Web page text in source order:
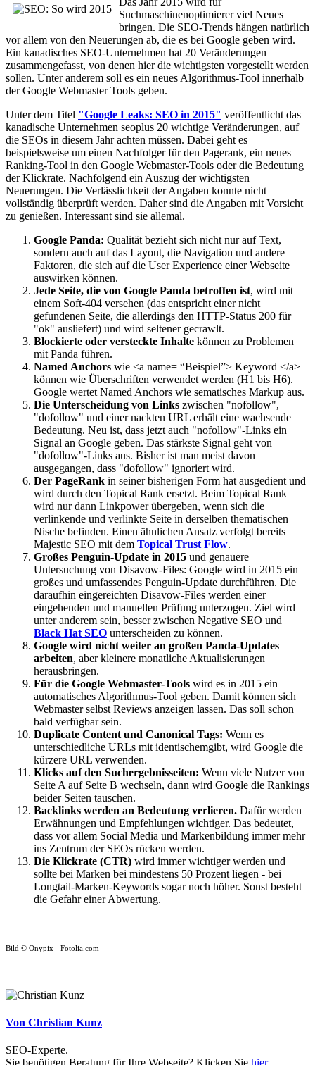
Suchmaschinenoptimierer viel Neues
bringen. Die SEO-Trends hängen natürlich
vor allem von den Neuerungen ab, die es bei Google geben wird.
Ein kanadisches SEO-Unternehmen hat 20 Veränderungen
zusammengefasst, von denen hier die wichtigsten vorgestellt werden
sollen. Unter anderem soll es ein neues Algorithmus-Tool innerhalb
der Google Webmaster Tools geben.
Unter dem Titel "Google Leaks: SEO in 2015" veröffentlicht das
kanadische Unternehmen seoplus 20 wichtige Veränderungen, auf
die SEOs in diesem Jahr achten müssen. Dabei geht es
beispielsweise um einen Nachfolger für den Pagerank, ein neues
Ranking-Tool in den Google Webmaster-Tools oder die Bedeutung
der Klickrate. Nachfolgend ein Auszug der wichtigsten
Neuerungen. Die Verlässlichkeit der Angaben konnte nicht
vollständig überprüft werden. Daher sind die Angaben mit Vorsicht
zu genießen. Interessant sind sie allemal.
Google Panda: Qualität bezieht sich nicht nur auf Text,
sondern auch auf das Layout, die Navigation und andere
Faktoren, die sich auf die User Experience einer Webseite
auswirken können.
Jede Seite, die von Google Panda betroffen ist, wird mit
einem Soft-404 versehen (das entspricht einer nicht
gefundenen Seite, die allerdings den HTTP-Status 200 für
"ok" ausliefert) und wird seltener gecrawlt.
Blockierte oder versteckte Inhalte können zu Problemen
mit Panda führen.
Named Anchors wie <a name= “Beispiel”> Keyword </a>
können wie Überschriften verwendet werden (H1 bis H6).
Google wertet Named Anchors wie sematisches Markup aus.
Die Unterscheidung von Links zwischen "nofollow",
"dofollow" und einer nackten URL erhält eine wachsende
Bedeutung. Neu ist, dass jetzt auch "nofollow"-Links ein
Signal an Google geben. Das stärkste Signal geht von
"dofollow"-Links aus. Bisher ist man meist davon
ausgegangen, dass "dofollow" ignoriert wird.
Der PageRank in seiner bisherigen Form hat ausgedient und
wird durch den Topical Rank ersetzt. Beim Topical Rank
wird nur dann Linkpower übergeben, wenn sich die
verlinkende und verlinkte Seite in derselben thematischen
Nische befinden. Einen ähnlichen Ansatz verfolgt bereits
Majestic SEO mit dem Topical Trust Flow.
Großes Penguin-Update in 2015 und genauere
Untersuchung von Disavow-Files: Google wird in 2015 ein
großes und umfassendes Penguin-Update durchführen. Die
daraufhin eingereichten Disavow-Files werden einer
eingehenden und manuellen Prüfung unterzogen. Ziel wird
unter anderem sein, besser zwischen Negative SEO und
Black Hat SEO unterscheiden zu können.
Google wird nicht weiter an großen Panda-Updates
arbeiten, aber kleinere monatliche Aktualisierungen
herausbringen.
Für die Google Webmaster-Tools wird es in 2015 ein
automatisches Algorithmus-Tool geben. Damit können sich
Webmaster selbst Reviews anzeigen lassen. Das soll schon
bald verfügbar sein.
Duplicate Content und Canonical Tags: Wenn es
unterschiedliche URLs mit identischemgibt, wird Google die
kürzere URL verwenden.
Klicks auf den Suchergebnisseiten: Wenn viele Nutzer von
Seite A auf Seite B wechseln, dann wird Google die Rankings
beider Seiten tauschen.
Backlinks werden an Bedeutung verlieren. Dafür werden
Erwähnungen und Empfehlungen wichtiger. Das bedeutet,
dass vor allem Social Media und Markenbildung immer mehr
ins Zentrum der SEOs rücken werden.
Die Klickrate (CTR) wird immer wichtiger werden und
sollte bei Marken bei mindestens 50 Prozent liegen - bei
Longtail-Marken-Keywords sogar noch höher. Sonst besteht
die Gefahr einer Abwertung.
Bild © Onypix - Fotolia.com
Von Christian Kunz
SEO-Experte.